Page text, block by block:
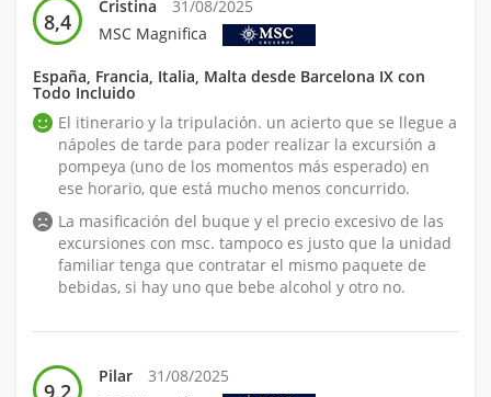
8,4
Cristina
31/08/2025
MSC Magnifica
España, Francia, Italia, Malta desde Barcelona IX con
Todo Incluido
El itinerario y la tripulación. un acierto que se llegue a
nápoles de tarde para poder realizar la excursión a
pompeya (uno de los momentos más esperado) en
ese horario, que está mucho menos concurrido.
La masificación del buque y el precio excesivo de las
excursiones con msc. tampoco es justo que la unidad
familiar tenga que contratar el mismo paquete de
bebidas, si hay uno que bebe alcohol y otro no.
9,2
Pilar
31/08/2025